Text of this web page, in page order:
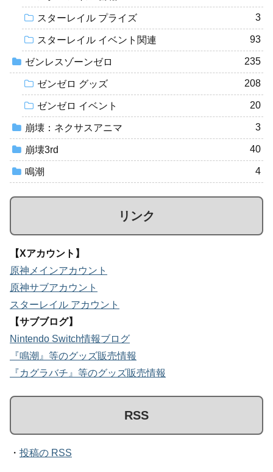
スターレイル プライズ 3
スターレイル イベント関連 93
ゼンレスゾーンゼロ 235
ゼンゼロ グッズ 208
ゼンゼロ イベント 20
崩壊：ネクサスアニマ 3
崩壊3rd 40
鳴潮 4
リンク
【Xアカウント】
原神メインアカウント
原神サブアカウント
スターレイル アカウント
【サブブログ】
Nintendo Switch情報ブログ
『鳴潮』等のグッズ販売情報
『カグラバチ』等のグッズ販売情報
RSS
・ 投稿の RSS